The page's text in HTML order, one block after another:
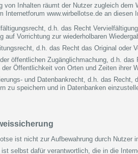
von Inhalten räumt der Nutzer zugleich
Internetforum www.wirbellotse.de an diesen
d.h. das Recht
auf Vorrichtung zur wiederholbaren
d.h. das Recht das Original oder
öffentlichen Zugänglichmachung, d.h.
der Öffentlichkeit von Orten und Zeiten ihrer
und Datenbankrecht, d.h. das Recht,
zu speichern und in Datenbanken
ist nicht zur Aufbewahrung durch Nutzer
ist selbst dafür verantwortlich, die in die